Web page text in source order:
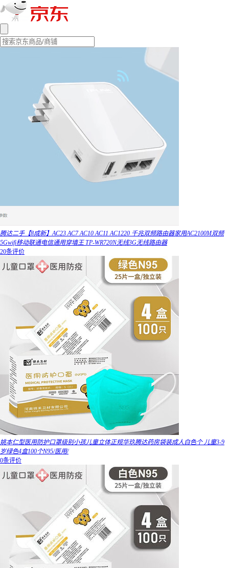
腾达二手【8成新】AC23 AC7 AC10 AC11 AC1220 千兆双频路由器家用AC2100M双频
5Gwifi移动联通电信通用穿墙王 TP-WR720N无线3G无线路由器
20条评价
姚本仁型医用防护口罩级别小孩儿童立体正规华玖腾达药房袋装成人白色个 儿童3-9
岁绿色4盒100个N95/医用/
0条评价